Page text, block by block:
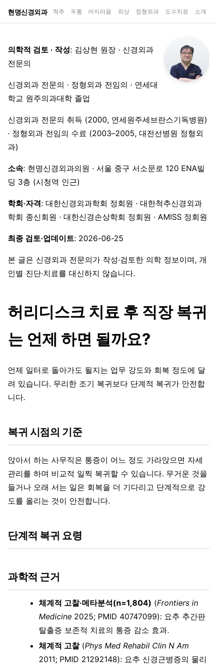
현명신경외과 척추 두통 어지러움 외상 정형외과 도수치료 소개
의학적 검토 · 작성: 김상현 원장 · 신경외과
전문의
신경외과 전문의 · 정형외과 전임의 · 연세대
학교 원주의과대학 졸업
신경외과 전문의 취득 (2000, 연세원주세브란스기독병원)
· 정형외과 전임의 수료 (2003–2005, 대전선병원 정형외
과)
소속: 현명신경외과의원 · 서울 중구 서소문로 120 ENA빌
딩 3층 (시청역 인근)
학회·자격: 대한신경외과학회 정회원 · 대한척추신경외과
학회 종신회원 · 대한신경손상학회 정회원 · AMISS 정회원
최종 검토·업데이트: 2026-06-25
본 글은 신경외과 전문의가 작성·검토한 의학 정보이며, 개
인별 진단·치료를 대신하지 않습니다.
허리디스크 치료 후 직장 복귀
는 언제 하면 될까요?
언제 일터로 돌아가도 될지는 업무 강도와 회복 정도에 달
려 있습니다. 무리한 조기 복귀보다 단계적 복귀가 안전합
니다.
복귀 시점의 기준
앉아서 하는 사무직은 통증이 어느 정도 가라앉으면 자세
관리를 하며 비교적 일찍 복귀할 수 있습니다. 무거운 것을
들거나 오래 서는 일은 회복을 더 기다리고 단계적으로 강
도를 올리는 것이 안전합니다.
단계적 복귀 요령
과학적 근거
체계적 고찰·메타분석(n=1,804) (Frontiers in
Medicine 2025; PMID 40747099): 요추 추간판
탈출증 보존적 치료의 통증 감소 효과.
체계적 고찰(Phys Med Rehabil Clin N Am
2011; PMID 21292148): 요추 신경근병증의 물리